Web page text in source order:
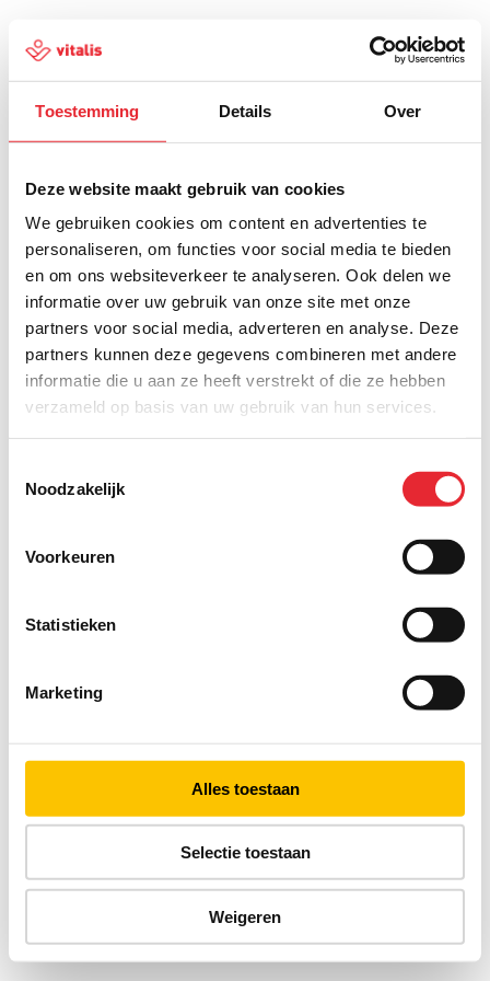
Toestemming Details Over
Deze website maakt gebruik van cookies
We gebruiken cookies om content en advertenties te
personaliseren, om functies voor social media te bieden
en om ons websiteverkeer te analyseren. Ook delen we
informatie over uw gebruik van onze site met onze
partners voor social media, adverteren en analyse. Deze
partners kunnen deze gegevens combineren met andere
informatie die u aan ze heeft verstrekt of die ze hebben
verzameld op basis van uw gebruik van hun services.
Noodzakelijk
Voorkeuren
Statistieken
Marketing
Alles toestaan
Selectie toestaan
Weigeren
500
Er is iets fout gegaan
Probeer het later opnieuw of ga terug naar de
homepagina.